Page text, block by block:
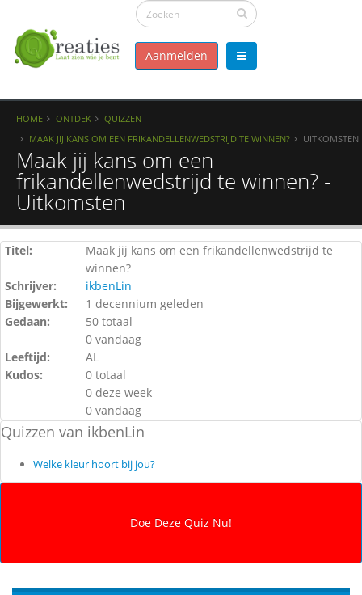
Aanmelden
HOME ONTDEK
QUIZZEN
MAAK JIJ KANS OM EEN FRIKANDELLENWEDSTRIJD TE WINNEN?
UITKOMSTEN
Maak jij kans om een
frikandellenwedstrijd te winnen? -
Uitkomsten
Titel:
Maak jij kans om een frikandellenwedstrijd te
winnen?
Schrijver:
ikbenLin
Bijgewerkt:
1 decennium geleden
Gedaan:
50 totaal
0 vandaag
Leeftijd:
AL
Kudos:
0 totaal
0 deze week
0 vandaag
Quizzen van ikbenLin
Welke kleur hoort bij jou?